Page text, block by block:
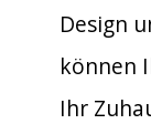
Design
können
Ihr